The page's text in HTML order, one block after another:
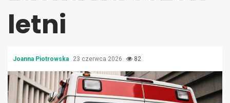
letni
Joanna Piotrowska 23 czerwca 2026 82